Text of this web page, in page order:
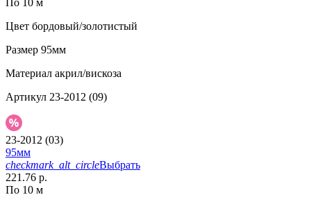
По 10 м
Цвет бордовый/золотистый
Размер 95мм
Материал акрил/вискоза
Артикул 23-2012 (09)
23-2012 (03)
95мм
checkmark_alt_circleВыбрать
221.76 р.
По 10 м